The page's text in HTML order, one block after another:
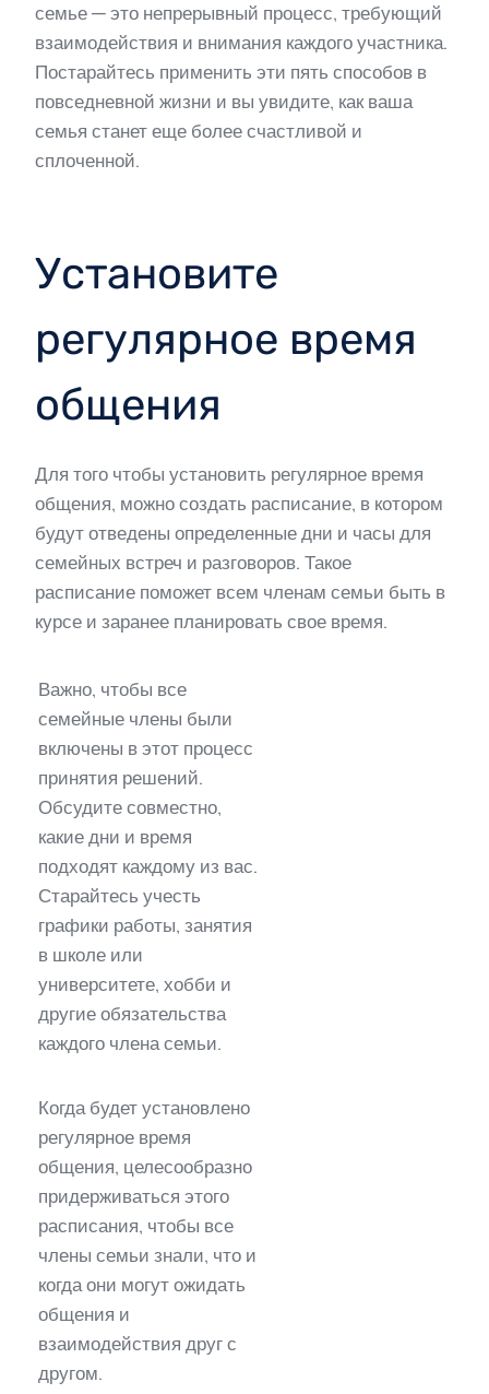
семье — это непрерывный процесс, требующий
взаимодействия и внимания каждого участника.
Постарайтесь применить эти пять способов в
повседневной жизни и вы увидите, как ваша
семья станет еще более счастливой и
сплоченной.
Установите
регулярное время
общения
Для того чтобы установить регулярное время
общения, можно создать расписание, в котором
будут отведены определенные дни и часы для
семейных встреч и разговоров. Такое
расписание поможет всем членам семьи быть в
курсе и заранее планировать свое время.
Важно, чтобы все
семейные члены были
включены в этот процесс
принятия решений.
Обсудите совместно,
какие дни и время
подходят каждому из вас.
Старайтесь учесть
графики работы, занятия
в школе или
университете, хобби и
другие обязательства
каждого члена семьи.
Когда будет установлено
регулярное время
общения, целесообразно
придерживаться этого
расписания, чтобы все
члены семьи знали, что и
когда они могут ожидать
общения и
взаимодействия друг с
другом.